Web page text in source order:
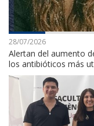
28/07/2026
Alertan del aumento
los antibióticos más